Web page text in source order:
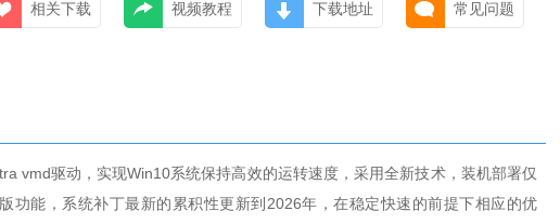
相关下载 视频教程 下载地址 常见问题
vmd驱动，实现Win10系统保持高效的运转速度，采用全新技术，装机部署仅
功能，系统补丁最新的累积性更新到2026年，在稳定快速的前提下相应的优